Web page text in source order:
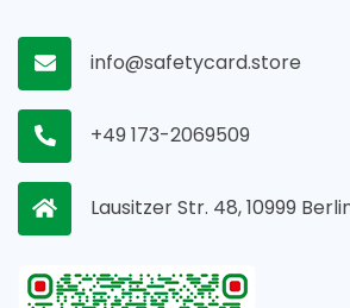
info@safetycard.store
+49 173-2069509
Lausitzer Str. 48, 10999